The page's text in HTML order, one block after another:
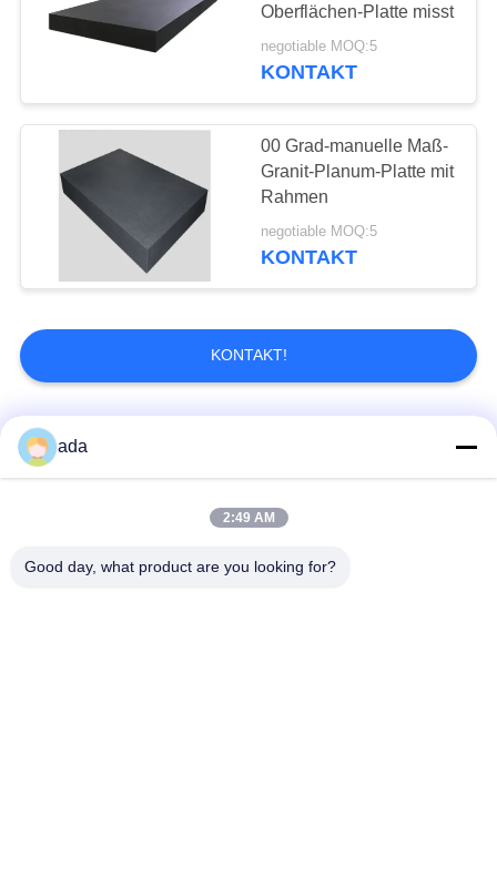
Oberflächen-Platte misst
negotiable MOQ:5
KONTAKT
00 Grad-manuelle Maß-
Granit-Planum-Platte mit
Rahmen
negotiable MOQ:5
KONTAKT
KONTAKT!
Beliebte Kategorien Alle
Granitoberflächenplatte
ada
2:49 AM
Good day, what product are you looking for?